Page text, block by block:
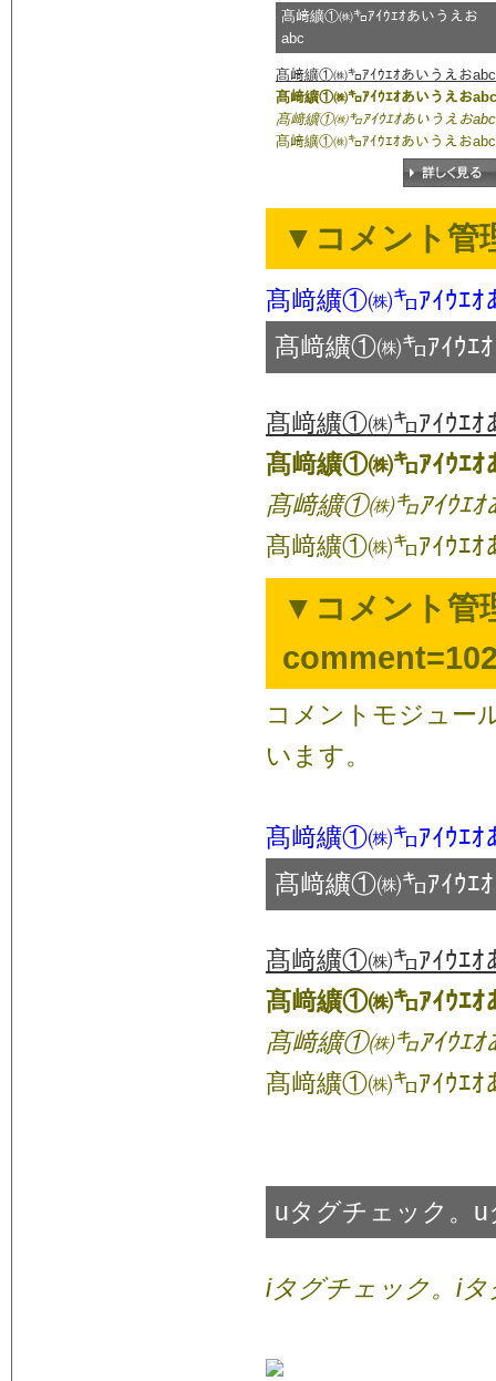
髙﨑纊①㈱㌔ｱｲｳｴｵあいうえお
abc
髙﨑纊①㈱㌔ｱｲｳｴｵあいうえおabc
髙﨑纊①㈱㌔ｱｲｳｴｵあいうえおabc
髙﨑纊①㈱㌔ｱｲｳｴｵあいうえおabc
髙﨑纊①㈱㌔ｱｲｳｴｵあいうえおabc
▼コメント管
髙﨑纊①㈱㌔ｱｲｳｴｵ
髙﨑纊①㈱㌔ｱｲｳｴ
髙﨑纊①㈱㌔ｱｲｳｴｵ
髙﨑纊①㈱㌔ｱｲｳｴｵ
髙﨑纊①㈱㌔ｱｲｳｴｵ
髙﨑纊①㈱㌔ｱｲｳｴｵ
▼コメント管
コメントモジュー
います。
髙﨑纊①㈱㌔ｱｲｳｴｵ
髙﨑纊①㈱㌔ｱｲｳｴ
髙﨑纊①㈱㌔ｱｲｳｴｵ
髙﨑纊①㈱㌔ｱｲｳｴｵ
髙﨑纊①㈱㌔ｱｲｳｴｵ
髙﨑纊①㈱㌔ｱｲｳｴｵ
uタグチェック。
iタグチェック。i